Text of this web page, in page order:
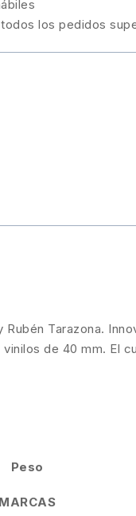
todos los pedidos
Tarazona.
de 40 mm. El
Peso
MARCAS